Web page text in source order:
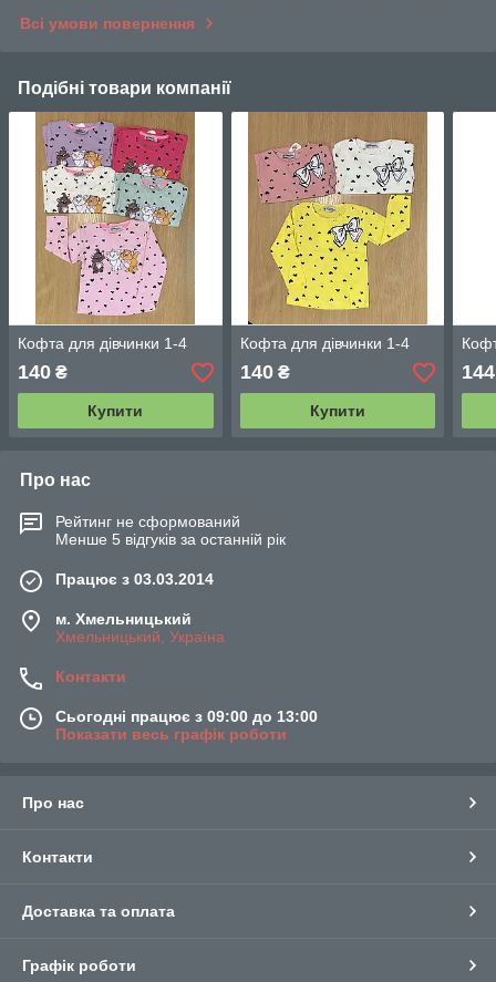
Всі умови повернення
Подібні товари компанії
Кофта для дівчинки 1-4
140 ₴
Купити
Кофта для дівчинки 1-4
140₴
Купити
144
Про нас
Рейтинг не сформований
Менше 5 відгуків за останній рік
Працює з 03.03.2014
м. Хмельницький
Хмельницький, Україна
Контакти
Сьогодні працює з 09:00 до 13:00
Показати весь графік роботи
Про нас
Контакти
Доставка та оплата
Графік роботи